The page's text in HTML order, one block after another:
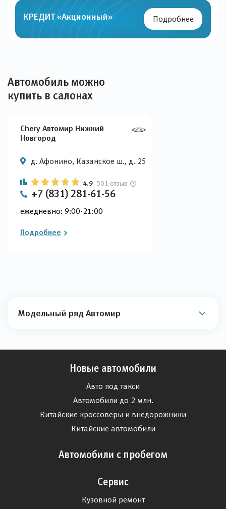
КРЕДИТ «Акционный» Подробнее
Автомобиль можно
купить в салонах
Chery Автомир Нижний
Новгород
д. Афонино, Казанское ш., д. 25
4.9 501 отзыв
+7 (831) 281-61-56
ежедневно: 9:00-21:00
Подробнее
Модельный ряд Автомир
Новые автомобили
Авто под такси
Автомобили до 2 млн.
Китайские кроссоверы и внедорожники
Китайские автомобили
Автомобили с пробегом
Сервис
Кузовной ремонт